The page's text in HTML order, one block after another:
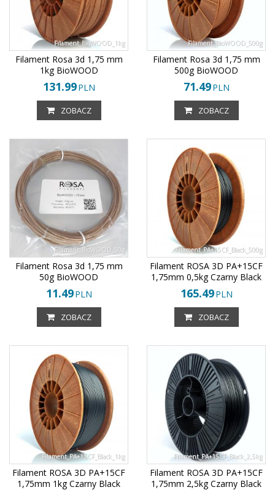
Filament_BioWOOD_1kg
Filament Rosa 3d 1,75 mm
1kg BioWOOD
131.99PLN
ZOBACZ
Filament_BioWOOD_500g
Filament Rosa 3d 1,75 mm
500g BioWOOD
71.49PLN
ZOBACZ
Filament_BioWOOD_50g
Filament Rosa 3d 1,75 mm
50g BioWOOD
11.49PLN
ZOBACZ
Filament_PA+15CF_Black_500g
Filament ROSA 3D PA+15CF
1,75mm 0,5kg Czarny Black
165.49PLN
ZOBACZ
Filament_PA+15CF_Black_1kg
Filament ROSA 3D PA+15CF
1,75mm 1kg Czarny Black
Filament_PA+15CF_Black_2,5kg
Filament ROSA 3D PA+15CF
1,75mm 2,5kg Czarny Black